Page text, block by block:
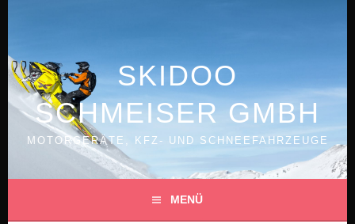
SKIDOO
SCHMEISER GMBH
MOTORGERÄTE, KFZ- UND SCHNEEFAHRZEUGE
MENÜ